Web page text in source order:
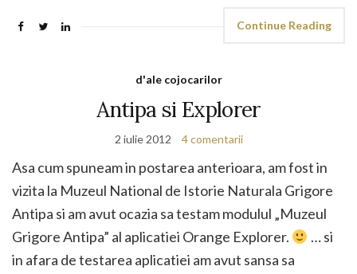
Continue Reading
d'ale cojocarilor
Antipa si Explorer
2 iulie 2012 4 comentarii
Asa cum spuneam in postarea anterioara, am fost in
vizita la Muzeul National de Istorie Naturala Grigore
Antipa si am avut ocazia sa testam modulul „Muzeul
Grigore Antipa” al aplicatiei Orange Explorer.
… si
in afara de testarea aplicatiei am avut sansa sa